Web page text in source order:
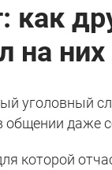
как
на
уголовный
общении даже
которой